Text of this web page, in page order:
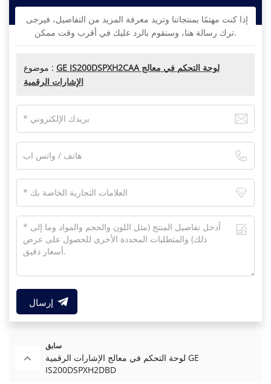
ترك رسالة هنا، وسنقوم بالرد عليك في أقرب وقت ممكن.
موضوع : GE IS200DSPXH2CAA لوحة التحكم في معالج
الإشارات الرقمية
إرسال
سابق
لوحة التحكم في معالج الإشارات الرقمية GE
IS200DSPXH2DBD